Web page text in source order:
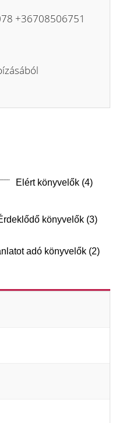
+36708506751
Elért könyvelők (4)
könyvelők (3)
adó könyvelők (2)